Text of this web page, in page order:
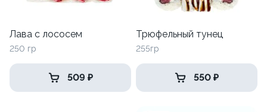
Лава с лососем
250 гр
509 ₽
Трюфельный тунец
255гр
550 ₽